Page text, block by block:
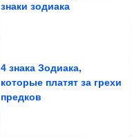
знаки зодиака
4 знака Зодиака,
которые платят за грехи
предков